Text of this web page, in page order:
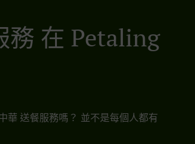
務 在 Petaling
華 送餐服務嗎？ 並不是每個人都有